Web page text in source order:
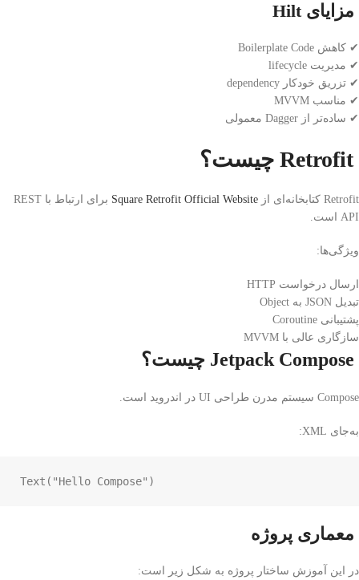
مزایای Hilt
✔ کاهش Boilerplate Code
✔ مدیریت lifecycle
✔ تزریق خودکار dependency
✔ مناسب MVVM
✔ ساده‌تر از Dagger معمولی
Retrofit چیست؟
Retrofit کتابخانه‌ای از Square Retrofit Official Website
برای ارتباط با REST
API است.
ویژگی‌ها:
ارسال درخواست HTTP
تبدیل JSON به Object
پشتیبانی Coroutine
سازگاری عالی با MVVM
Compose سیستم مدرن طراحی UI در اندروید است.
به‌جای XML:
Text ( "Hello Compose" )
معماری پروژه
در این آموزش ساختار پروژه به شکل زیر است: